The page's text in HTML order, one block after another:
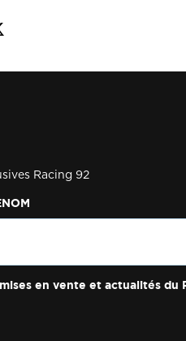
Racing 92
en vente et actualités du